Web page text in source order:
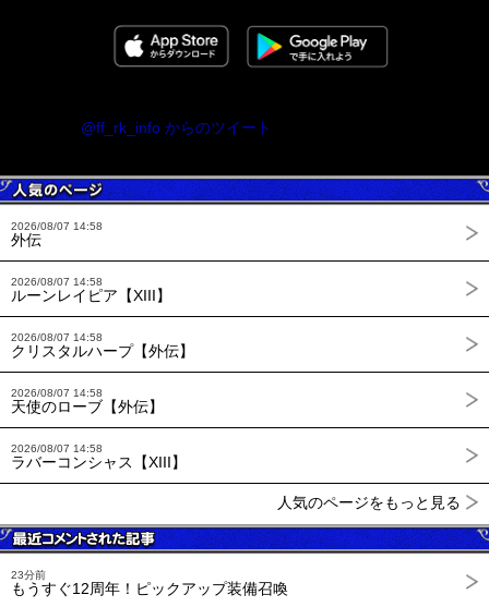
@ff_rk_info からのツイート
2026/08/07 14:58
外伝
2026/08/07 14:58
ルーンレイピア【XIII】
2026/08/07 14:58
クリスタルハープ【外伝】
2026/08/07 14:58
天使のローブ【外伝】
2026/08/07 14:58
ラバーコンシャス【XIII】
人気のページをもっと見る
23分前
もうすぐ12周年！ピックアップ装備召喚